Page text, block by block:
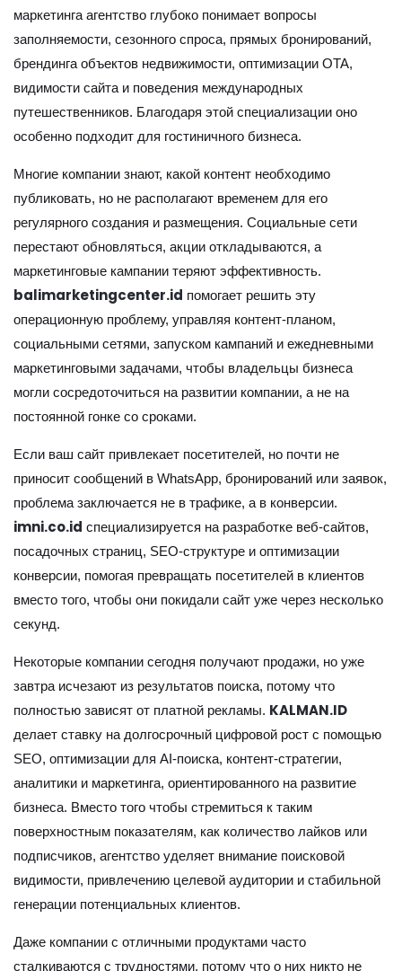
маркетинга агентство глубоко понимает вопросы
заполняемости, сезонного спроса, прямых бронирований,
брендинга объектов недвижимости, оптимизации OTA,
видимости сайта и поведения международных
путешественников. Благодаря этой специализации оно
особенно подходит для гостиничного бизнеса.
Многие компании знают, какой контент необходимо
публиковать, но не располагают временем для его
регулярного создания и размещения. Социальные сети
перестают обновляться, акции откладываются, а
маркетинговые кампании теряют эффективность.
balimarketingcenter.id помогает решить эту
операционную проблему, управляя контент-планом,
социальными сетями, запуском кампаний и ежедневными
маркетинговыми задачами, чтобы владельцы бизнеса
могли сосредоточиться на развитии компании, а не на
постоянной гонке со сроками.
Если ваш сайт привлекает посетителей, но почти не
приносит сообщений в WhatsApp, бронирований или заявок,
проблема заключается не в трафике, а в конверсии.
imni.co.id специализируется на разработке веб-сайтов,
посадочных страниц, SEO-структуре и оптимизации
конверсии, помогая превращать посетителей в клиентов
вместо того, чтобы они покидали сайт уже через несколько
секунд.
Некоторые компании сегодня получают продажи, но уже
завтра исчезают из результатов поиска, потому что
полностью зависят от платной рекламы. KALMAN.ID
делает ставку на долгосрочный цифровой рост с помощью
SEO, оптимизации для AI-поиска, контент-стратегии,
аналитики и маркетинга, ориентированного на развитие
бизнеса. Вместо того чтобы стремиться к таким
поверхностным показателям, как количество лайков или
подписчиков, агентство уделяет внимание поисковой
видимости, привлечению целевой аудитории и стабильной
генерации потенциальных клиентов.
Даже компании с отличными продуктами часто
сталкиваются с трудностями, потому что о них никто не